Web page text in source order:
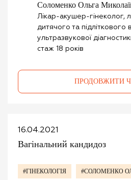
Соломенко Ольга
Лікар-акушер-гінеколог,
дитячого та підліткового
ультразвукової
стаж 18 років
ПРОДОВЖИТИ
16.04.2021
Вагінальний кандидоз
#ГІНЕКОЛОГІЯ #СОЛОМЕНКО